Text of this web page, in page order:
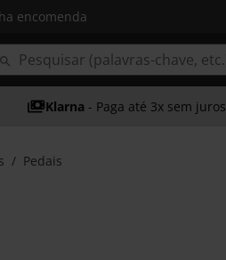
encomenda
Klarna - Paga até 3x sem juros
Pedais